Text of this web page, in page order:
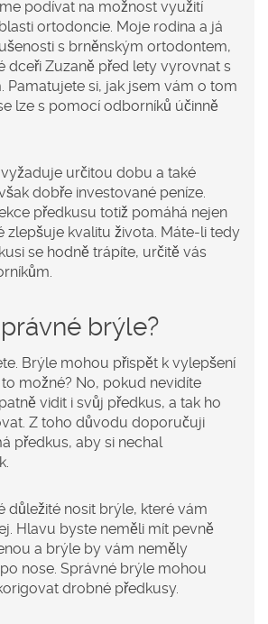
podívat na možnost využití
ortodoncie. Moje rodina a já
s brněnským ortodontem,
dceři Zuzaně před lety vyrovnat s
Pamatujete si, jak jsem vám o tom
lze s pomocí odborníků účinně
určitou dobu a také
dobře investované peníze.
předkusu totiž pomáhá nejen
zlepšuje kvalitu života. Máte-li tedy
se hodně trápíte, určitě vás
brýle?
Brýle mohou přispět k vylepšení
možné? No, pokud nevidíte
vidit i svůj předkus, a tak ho
Z toho důvodu doporučuji
předkus, aby si nechal
důležité nosit brýle, které vám
Hlavu byste neměli mít pevně
a brýle by vám neměly
nose. Správné brýle mohou
drobné předkusy.